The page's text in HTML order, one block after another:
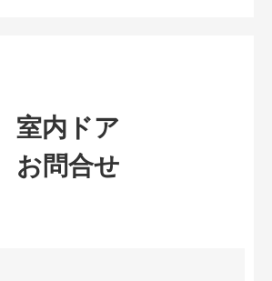
室内ドア
お問合せ